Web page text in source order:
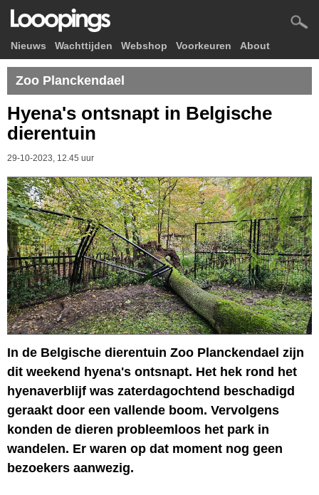
Nieuws Wachttijden Webshop Voorkeuren About
Zoo Planckendael
Hyena's ontsnapt in Belgische
dierentuin
29-10-2023, 12.45 uur
In de Belgische dierentuin Zoo Planckendael zijn
dit weekend hyena's ontsnapt. Het hek rond het
hyenaverblijf was zaterdagochtend beschadigd
geraakt door een vallende boom. Vervolgens
konden de dieren probleemloos het park in
wandelen. Er waren op dat moment nog geen
bezoekers aanwezig.